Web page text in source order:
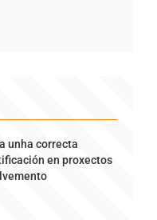
unha correcta
en proxectos